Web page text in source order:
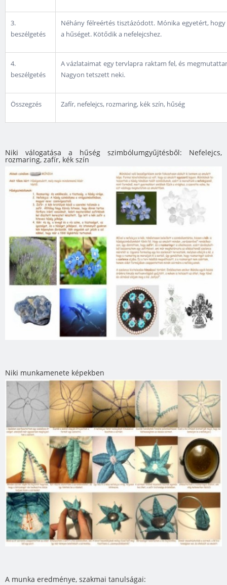
3.
beszélgetés
Néhány félreértés tisztázódott. Mónika egyetért,
a hűséget. Kötődik a nefelejcshez.
4.
beszélgetés
A vázlataimat egy tervlapra raktam fel, és
Nagyon tetszett neki.
Összegzés Zafír, nefelejcs, rozmaring, kék szín, hűség
Niki válogatása a hűség szimbólumgyűjtésből: Nefelejcs,
rozmaring, zafír, kék szín
Niki munkamenete képekben
A munka eredménye, szakmai tanulságai: